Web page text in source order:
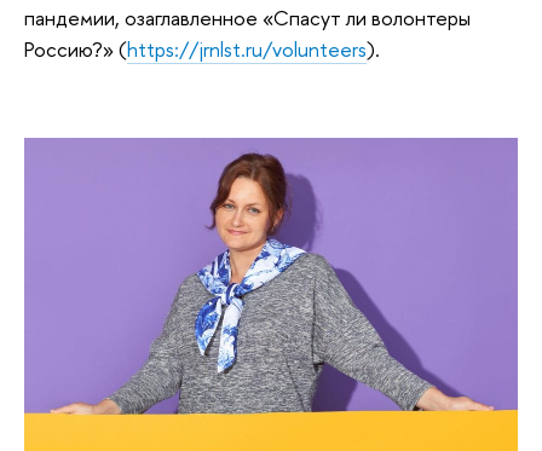
пандемии, озаглавленное «Спасут ли волонтеры
Россию?» (https://jrnlst.ru/volunteers).